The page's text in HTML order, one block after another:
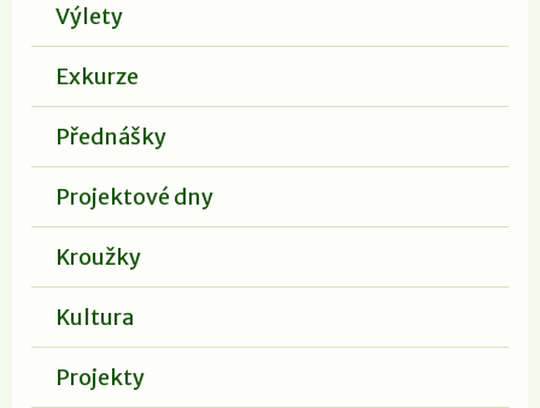
Výlety
Exkurze
Přednášky
Projektové dny
Kroužky
Kultura
Projekty